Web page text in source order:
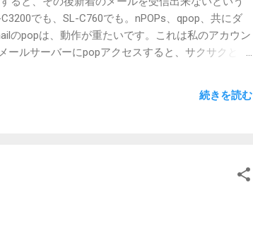
ぁ。 スリープ時の電力消費が少ないと良いなぁ。
熱くて持てないって事がないと良いなぁ。 新幹
音だと良いなぁ。 うまいことしてかな打ち入力が
す。予約がそろそろ始まるはずだけれど、一番始
でも、SL-C760でも。nPOPs、qpop、共にダ
のpopは、動作が重たいです。これは私のアカウン
ールサーバーにpopアクセスすると、サクサクと受
か。 そのあたりを解決するべく策を考えていたの
。gmailは、迷惑メールフィルタとしての役割が主
らnPOPsなりで受信したいというのが本題。私なり
。 XREAサーバーにメール着信。 同時にgmailに
フィルタリング。 フィルタリングをかいくぐった
続きを読む